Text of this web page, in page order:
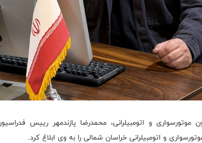
موتورسواری و اتومبیلرانی، محمدرضا پازندمهر رییس
و اتومبیلرانی خراسان شمالی را به وی ابلاغ کرد.